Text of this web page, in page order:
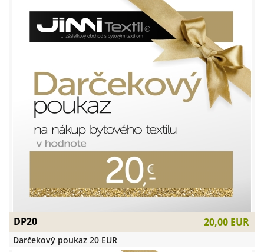
DP20 20,00 EUR
Darčekový poukaz 20 EUR